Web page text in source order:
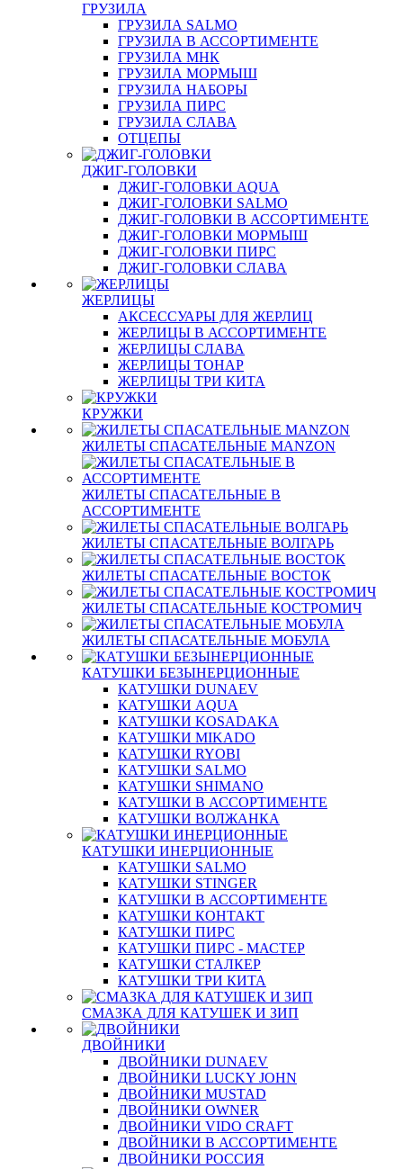
ГРУЗИЛА
ГРУЗИЛА SALMO
ГРУЗИЛА В АССОРТИМЕНТЕ
ГРУЗИЛА МНК
ГРУЗИЛА МОРМЫШ
ГРУЗИЛА НАБОРЫ
ГРУЗИЛА ПИРС
ГРУЗИЛА СЛАВА
ОТЦЕПЫ
ДЖИГ-ГОЛОВКИ
ДЖИГ-ГОЛОВКИ AQUA
ДЖИГ-ГОЛОВКИ SALMO
ДЖИГ-ГОЛОВКИ В АССОРТИМЕНТЕ
ДЖИГ-ГОЛОВКИ МОРМЫШ
ДЖИГ-ГОЛОВКИ ПИРС
ДЖИГ-ГОЛОВКИ СЛАВА
ЖЕРЛИЦЫ
АКСЕССУАРЫ ДЛЯ ЖЕРЛИЦ
ЖЕРЛИЦЫ В АССОРТИМЕНТЕ
ЖЕРЛИЦЫ СЛАВА
ЖЕРЛИЦЫ ТОНАР
ЖЕРЛИЦЫ ТРИ КИТА
КРУЖКИ
ЖИЛЕТЫ СПАСАТЕЛЬНЫЕ MANZON
ЖИЛЕТЫ СПАСАТЕЛЬНЫЕ В
АССОРТИМЕНТЕ
ЖИЛЕТЫ СПАСАТЕЛЬНЫЕ ВОЛГАРЬ
ЖИЛЕТЫ СПАСАТЕЛЬНЫЕ ВОСТОК
ЖИЛЕТЫ СПАСАТЕЛЬНЫЕ КОСТРОМИЧ
ЖИЛЕТЫ СПАСАТЕЛЬНЫЕ МОБУЛА
КАТУШКИ БЕЗЫНЕРЦИОННЫЕ
КАТУШКИ DUNAEV
КАТУШКИ AQUA
КАТУШКИ KOSADAKA
КАТУШКИ MIKADO
КАТУШКИ RYOBI
КАТУШКИ SALMO
КАТУШКИ SHIMANO
КАТУШКИ В АССОРТИМЕНТЕ
КАТУШКИ ВОЛЖАНКА
КАТУШКИ ИНЕРЦИОННЫЕ
КАТУШКИ SALMO
КАТУШКИ STINGER
КАТУШКИ В АССОРТИМЕНТЕ
КАТУШКИ КОНТАКТ
КАТУШКИ ПИРС
КАТУШКИ ПИРС - МАСТЕР
КАТУШКИ СТАЛКЕР
КАТУШКИ ТРИ КИТА
СМАЗКА ДЛЯ КАТУШЕК И ЗИП
ДВОЙНИКИ
ДВОЙНИКИ DUNAEV
ДВОЙНИКИ LUCKY JOHN
ДВОЙНИКИ MUSTAD
ДВОЙНИКИ OWNER
ДВОЙНИКИ VIDO CRAFT
ДВОЙНИКИ В АССОРТИМЕНТЕ
ДВОЙНИКИ РОССИЯ